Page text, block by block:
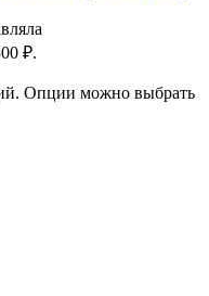
₽.
Опции можно выбрать